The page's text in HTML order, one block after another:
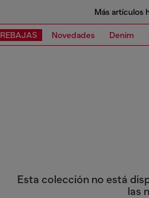
Más artículos
REBAJAS Novedades Denim
Esta colección no está
las